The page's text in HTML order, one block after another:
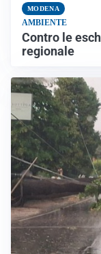
MODENA
AMBIENTE
Contro le
regionale